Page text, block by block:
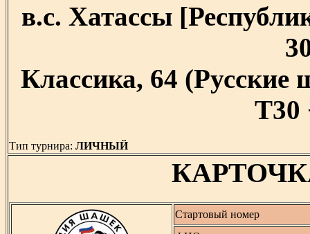
в.с. Хатассы
Классика, 64
T30
Тип турнира: ЛИЧНЫЙ
Стартовый номер